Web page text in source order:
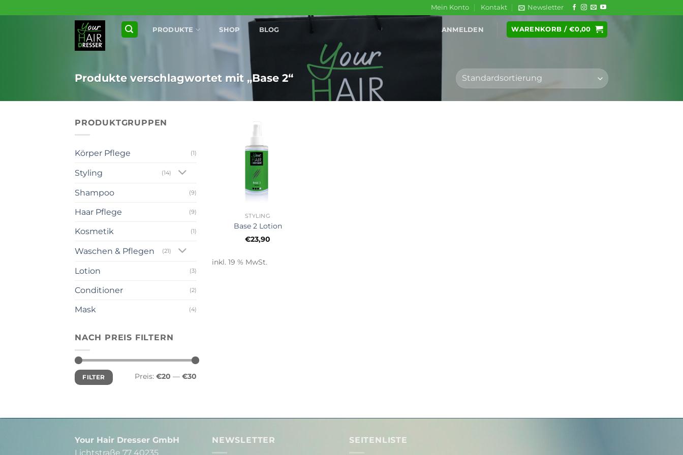
Inhalt
Mein Konto Kontakt Newsletter
PRODUKTE SHOP BLOG ANMELDEN WARENKORB / €0,00
Produkte verschlagwortet mit „Base 2“
PRODUKTGRUPPEN
Körper Pflege (1)
Styling (14)
Shampoo (9)
Haar Pflege (9)
Kosmetik (1)
Waschen & Pflegen (21)
Lotion (3)
Conditioner (2)
Mask (4)
NACH PREIS FILTERN
Min.
Preis
Max.
Preis
FILTER Preis: €20 — €30
STYLING
Base 2 Lotion
€23,90
inkl. 19 % MwSt.
Your Hair Dresser GmbH
Lichtstraße 77 40235
NEWSLETTER SEITENLISTE